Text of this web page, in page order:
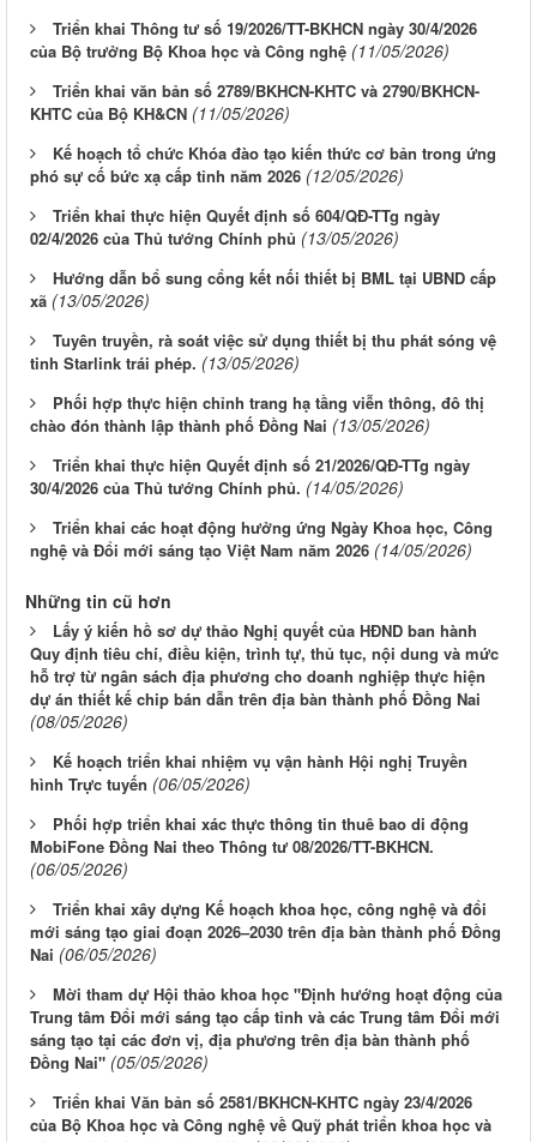
Triển khai Thông tư số 19/2026/TT-BKHCN ngày 30/4/2026
của Bộ trưởng Bộ Khoa học và Công nghệ (11/05/2026)
Triển khai văn bản số 2789/BKHCN-KHTC và 2790/BKHCN-
KHTC của Bộ KH&CN (11/05/2026)
Kế hoạch tổ chức Khóa đào tạo kiến thức cơ bản trong ứng
phó sự cố bức xạ cấp tỉnh năm 2026 (12/05/2026)
Triển khai thực hiện Quyết định số 604/QĐ-TTg ngày
02/4/2026 của Thủ tướng Chính phủ (13/05/2026)
Hướng dẫn bổ sung cổng kết nối thiết bị BML tại UBND cấp
xã (13/05/2026)
Tuyên truyền, rà soát việc sử dụng thiết bị thu phát sóng vệ
tinh Starlink trái phép. (13/05/2026)
Phối hợp thực hiện chỉnh trang hạ tầng viễn thông, đô thị
chào đón thành lập thành phố Đồng Nai (13/05/2026)
Triển khai thực hiện Quyết định số 21/2026/QĐ-TTg ngày
30/4/2026 của Thủ tướng Chính phủ. (14/05/2026)
Triển khai các hoạt động hưởng ứng Ngày Khoa học, Công
nghệ và Đổi mới sáng tạo Việt Nam năm 2026 (14/05/2026)
Những tin cũ hơn
Lấy ý kiến hồ sơ dự thảo Nghị quyết của HĐND ban hành
Quy định tiêu chí, điều kiện, trình tự, thủ tục, nội dung và mức
hỗ trợ từ ngân sách địa phương cho doanh nghiệp thực hiện
dự án thiết kế chip bán dẫn trên địa bàn thành phố Đồng Nai
(08/05/2026)
Kế hoạch triển khai nhiệm vụ vận hành Hội nghị Truyền
hình Trực tuyến (06/05/2026)
Phối hợp triển khai xác thực thông tin thuê bao di động
MobiFone Đồng Nai theo Thông tư 08/2026/TT-BKHCN.
(06/05/2026)
Triển khai xây dựng Kế hoạch khoa học, công nghệ và đổi
mới sáng tạo giai đoạn 2026–2030 trên địa bàn thành phố Đồng
Nai (06/05/2026)
Mời tham dự Hội thảo khoa học "Định hướng hoạt động của
Trung tâm Đổi mới sáng tạo cấp tỉnh và các Trung tâm Đổi mới
sáng tạo tại các đơn vị, địa phương trên địa bàn thành phố
Đồng Nai" (05/05/2026)
Triển khai Văn bản số 2581/BKHCN-KHTC ngày 23/4/2026
của Bộ Khoa học và Công nghệ về Quỹ phát triển khoa học và